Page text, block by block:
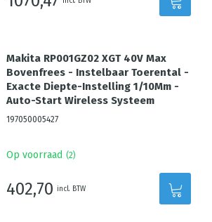
Makita RP001GZ02 XGT 40V Max
Bovenfrees - Instelbaar Toerental -
Exacte Diepte-Instelling 1/10Mm -
Auto-Start Wireless Systeem
197050005427
Op voorraad (2)
402,70 incl. BTW